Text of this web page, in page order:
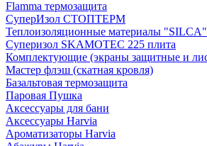
Flamma термозащита
СуперИзол СТОПТЕРМ
Теплоизоляционные материалы "SILCA"
Суперизол SKAMOTEC 225 плита
Комплектующие (экраны защитные и
Мастер флэш (скатная кровля)
Базальтовая термозащита
Паровая Пушка
Аксессуары для бани
Аксессуары Harvia
Ароматизаторы Harvia